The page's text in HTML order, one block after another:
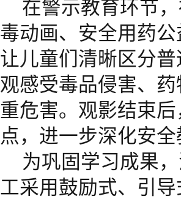
在警示教育环节
毒动画、安全用药
让儿童们清晰区分
观感受毒品侵害、
重危害。观影结束
点，进一步深化安
为巩固学习成果
工采用鼓励式、引